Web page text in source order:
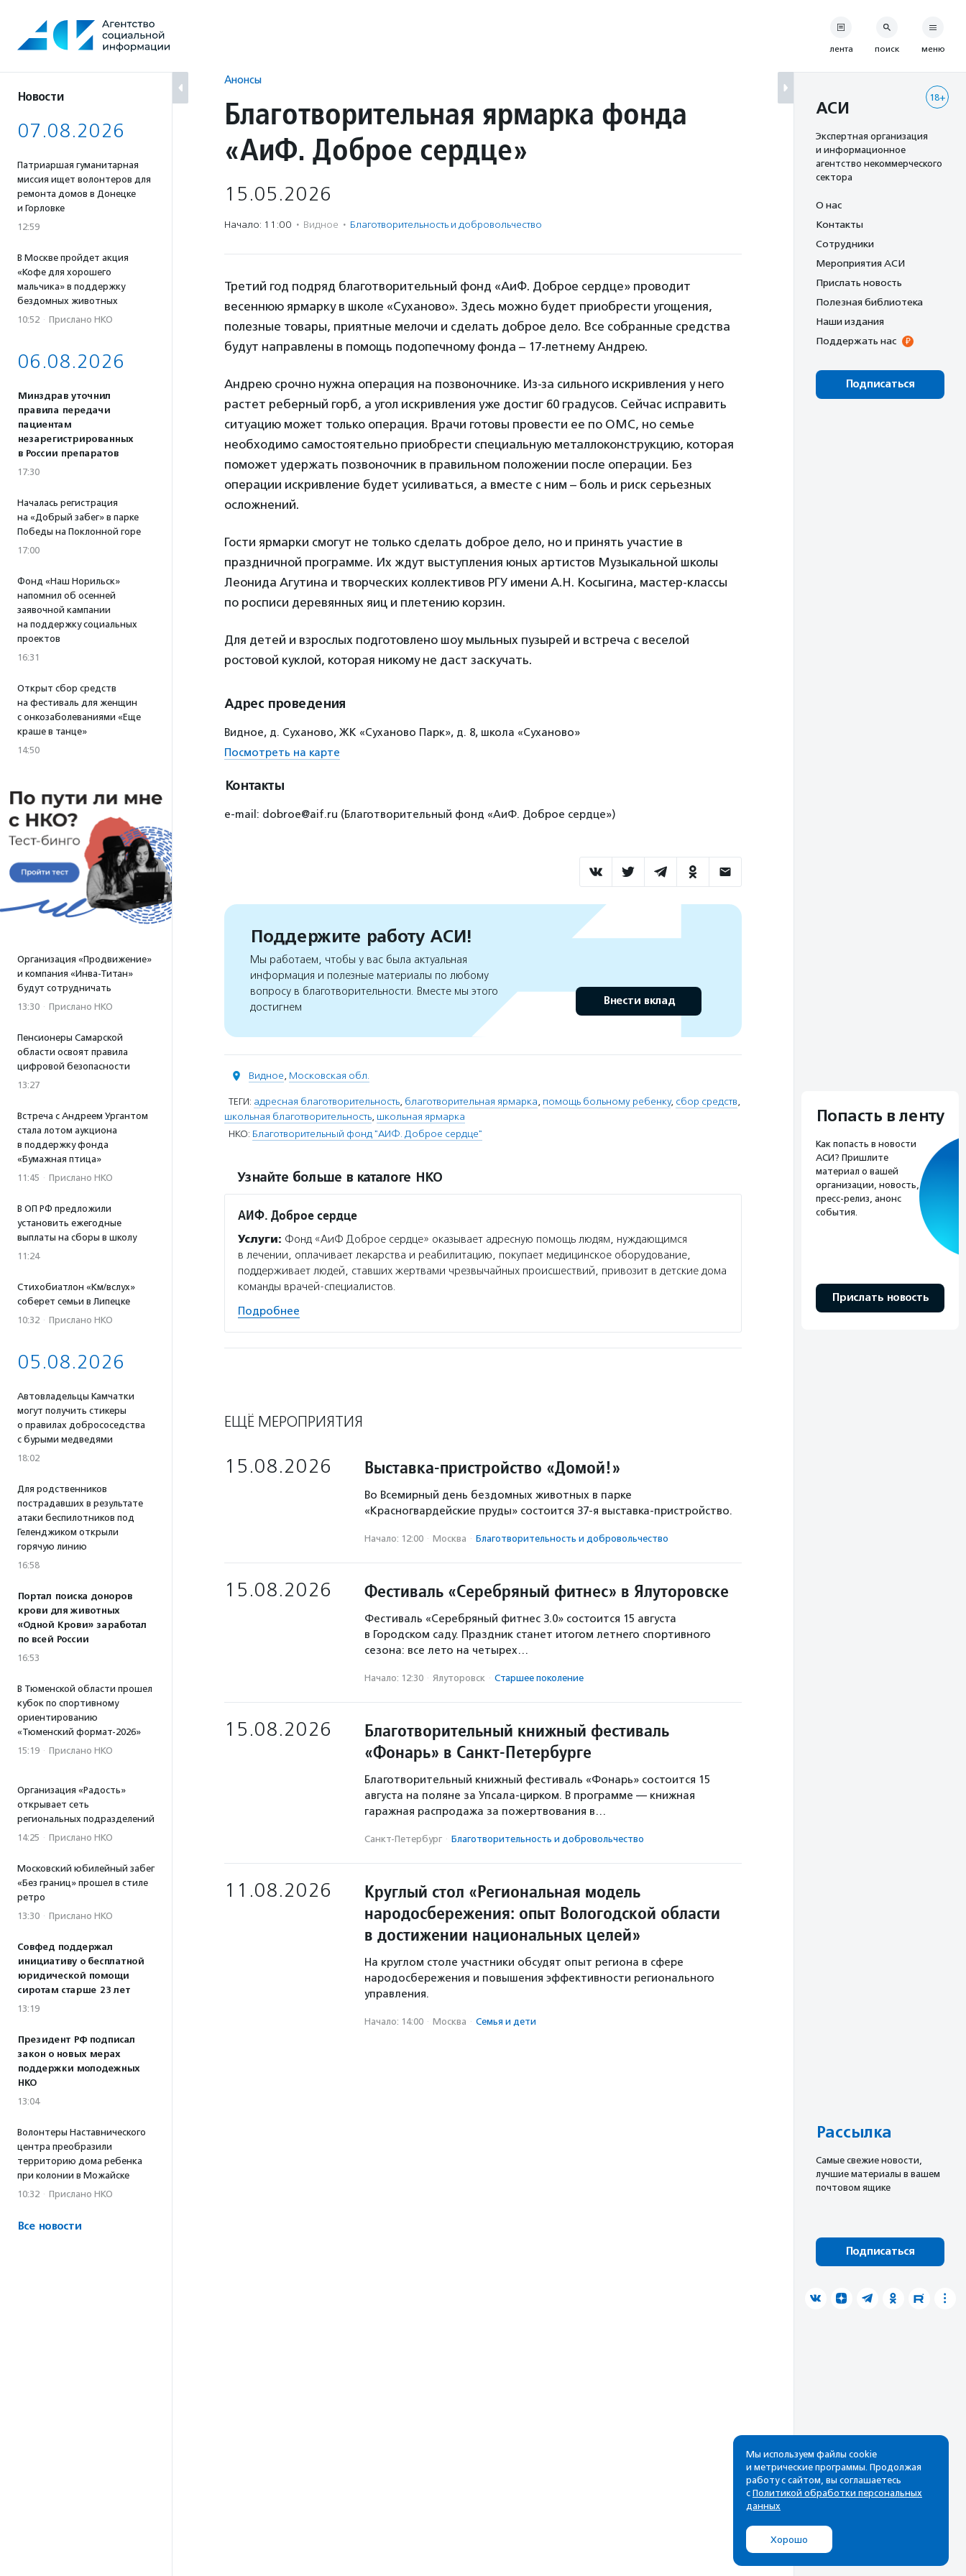
содержанию
Новости
07.08.2026
Патриаршая гуманитарная
миссия ищет волонтеров для
ремонта домов в Донецке
и Горловке
12:59
В Москве пройдет акция
«Кофе для хорошего
мальчика» в поддержку
бездомных животных
10:52 · Прислано НКО
06.08.2026
Минздрав уточнил
правила передачи
пациентам
незарегистрированных
в России препаратов
17:30
Началась регистрация
на «Добрый забег» в парке
Победы на Поклонной горе
17:00
Фонд «Наш Норильск»
напомнил об осенней
заявочной кампании
на поддержку социальных
проектов
16:31
Открыт сбор средств
на фестиваль для женщин
с онкозаболеваниями «Еще
краше в танце»
14:50
Организация «Продвижение»
и компания «Инва-Титан»
будут сотрудничать
13:30 · Прислано НКО
Пенсионеры Самарской
области освоят правила
цифровой безопасности
13:27
Встреча с Андреем Ургантом
стала лотом аукциона
в поддержку фонда
«Бумажная птица»
11:45 · Прислано НКО
В ОП РФ предложили
установить ежегодные
выплаты на сборы в школу
11:24
Стихобиатлон «Км/вслух»
соберет семьи в Липецке
10:32 · Прислано НКО
05.08.2026
Автовладельцы Камчатки
могут получить стикеры
о правилах добрососедства
с бурыми медведями
18:02
Для родственников
пострадавших в результате
атаки беспилотников под
Геленджиком открыли
горячую линию
16:58
Портал поиска доноров
крови для животных
«Одной Крови» заработал
по всей России
16:53
В Тюменской области прошел
кубок по спортивному
ориентированию
«Тюменский формат-2026»
15:19 · Прислано НКО
Организация «Радость»
открывает сеть
региональных подразделений
14:25 · Прислано НКО
Московский юбилейный забег
«Без границ» прошел в стиле
ретро
13:30 · Прислано НКО
Совфед поддержал
инициативу о бесплатной
юридической помощи
сиротам старше 23 лет
13:19
Президент РФ подписал
закон о новых мерах
поддержки молодежных
НКО
13:04
Волонтеры Наставнического
центра преобразили
территорию дома ребенка
при колонии в Можайске
10:32 · Прислано НКО
Все новости
Анонсы
Благотворительная ярмарка фонда
«АиФ. Доброе сердце»
15.05.2026
Начало: 11:00 · Видное · Благотвори­тель­ность и доброволь­чест­во
Третий год подряд благотворительный фонд «АиФ. Доброе сердце» проводит
весеннюю ярмарку в школе «Суханово». Здесь можно будет приобрести угощения,
полезные товары, приятные мелочи и сделать доброе дело. Все собранные средства
будут направлены в помощь подопечному фонда – 17-летнему Андрею.
Андрею срочно нужна операция на позвоночнике. Из-за сильного искривления у него
растет реберный горб, а угол искривления уже достиг 60 градусов. Сейчас исправить
ситуацию может только операция. Врачи готовы провести ее по ОМС, но семье
необходимо самостоятельно приобрести специальную металлоконструкцию, которая
поможет удержать позвоночник в правильном положении после операции. Без
операции искривление будет усиливаться, а вместе с ним – боль и риск серьезных
осложнений.
Гости ярмарки смогут не только сделать доброе дело, но и принять участие в
праздничной программе. Их ждут выступления юных артистов Музыкальной школы
Леонида Агутина и творческих коллективов РГУ имени А.Н. Косыгина, мастер-классы
по росписи деревянных яиц и плетению корзин.
Для детей и взрослых подготовлено шоу мыльных пузырей и встреча с веселой
ростовой куклой, которая никому не даст заскучать.
Адрес проведения
Видное, д. Суханово, ЖК «Суханово Парк», д. 8, школа «Суханово»
Посмотреть на карте
Контакты
e-mail: dobroe@aif.ru (Благотворительный фонд «АиФ. Доброе сердце»)
Поддержите работу АСИ!
Мы работаем, чтобы у вас была актуальная
информация и полезные материалы по любому
вопросу в благотворительности. Вместе мы этого
достигнем
Внести вклад
Видное, Московская обл.
ТЕГИ: адресная благотворительность, благотворительная ярмарка, помощь больному ребенку, сбор средств,
школьная благотворительность, школьная ярмарка
НКО: Благотворительный фонд "АИФ. Доброе сердце"
Узнайте больше в каталоге НКО
АИФ. Доброе сердце
Услуги: Фонд «АиФ Доброе сердце» оказывает адресную помощь людям, нуждающимся
в лечении, оплачивает лекарства и реабилитацию, покупает медицинское оборудование,
поддерживает людей, ставших жертвами чрезвычайных происшествий, привозит в детские дома
команды врачей-специалистов.
Подробнее
ЕЩЁ МЕРОПРИЯТИЯ
15.08.2026 Выставка-пристройство «Домой!»
Во Всемирный день бездомных животных в парке
«Красногвардейские пруды» состоится 37-я выставка-пристройство.
Начало: 12:00 · Москва · Благотвори­тель­ность и доброволь­чест­во
15.08.2026 Фестиваль «Серебряный фитнес» в Ялуторовске
Фестиваль «Серебряный фитнес 3.0» состоится 15 августа
в Городском саду. Праздник станет итогом летнего спортивного
сезона: все лето на четырех…
Начало: 12:30 · Ялуторовск · Старшее поколение
15.08.2026
Благотворительный книжный фестиваль
«Фонарь» в Санкт-Петербурге
Благотворительный книжный фестиваль «Фонарь» состоится 15
августа на поляне за Упсала-цирком. В программе — книжная
гаражная распродажа за пожертвования в…
Санкт-Петербург · Благотвори­тель­ность и доброволь­чест­во
11.08.2026
Круглый стол «Региональная модель
народосбережения: опыт Вологодской области
в достижении национальных целей»
На круглом столе участники обсудят опыт региона в сфере
народосбережения и повышения эффективности регионального
управления.
Начало: 14:00 · Москва · Семья и дети
лента поиск меню
18+
АСИ
Экспертная организация
и информационное
агентство некоммерческого
сектора
О нас
Контакты
Сотрудники
Мероприятия АСИ
Прислать новость
Полезная библиотека
Наши издания
Поддержать нас
Подписаться
Попасть в ленту
Как попасть в новости
АСИ? Пришлите
материал о вашей
организации, новость,
пресс-релиз, анонс
события.
Прислать новость
Рассылка
Cамые свежие новости,
лучшие материалы в вашем
почтовом ящике
Подписаться
Мы используем файлы cookie
и метрические программы. Продолжая
работу с сайтом, вы соглашаетесь
с Политикой обработки персональных
данных
Хорошо